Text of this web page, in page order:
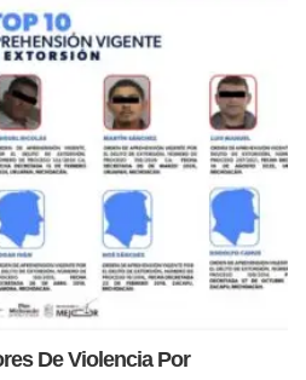
De Violencia Por